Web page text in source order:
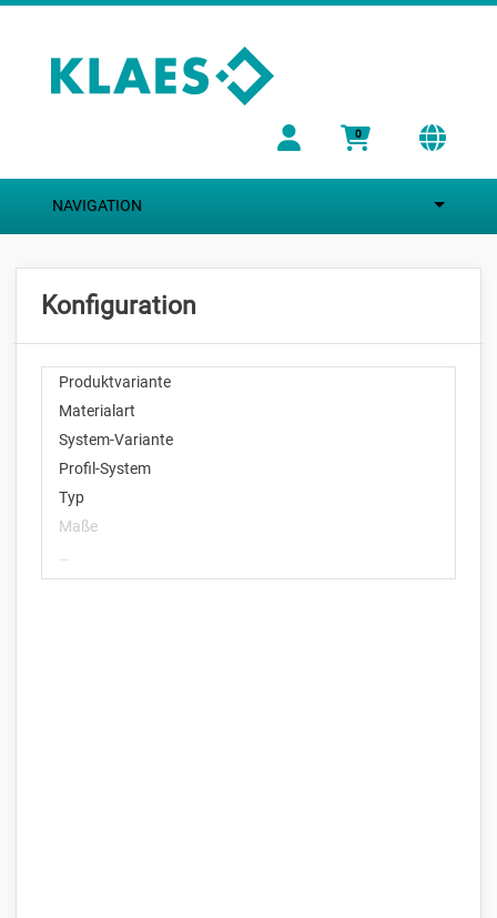
Zum Hauptinhalt springen
0
NAVIGATION
Konfiguration
Produktvariante
Materialart
System-Variante
Profil-System
Typ
Maße
…